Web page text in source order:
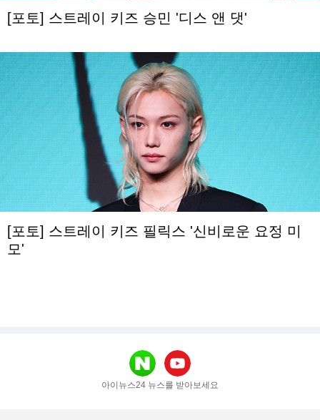
[포토] 스트레이 키즈 승민 '디스 앤 댓'
[포토] 스트레이 키즈 필릭스 '신비로운 요정 미
모'
아이뉴스24 뉴스를 받아보세요